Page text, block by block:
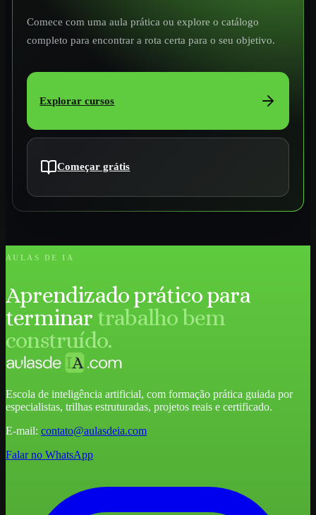
Comece com uma aula prática ou explore o catálogo
completo para encontrar a rota certa para o seu objetivo.
Explorar cursos
Começar grátis
AULAS DE IA
Aprendizado prático para
terminar trabalho bem
construído.
Escola de inteligência artificial, com formação prática guiada por
especialistas, trilhas estruturadas, projetos reais e certificado.
E-mail: contato@aulasdeia.com
Falar no WhatsApp